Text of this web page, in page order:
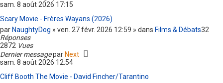
sam. 8 août 2026 17:15
Scary Movie - Frères Wayans (2026)
par NaughtyDog » ven. 27 févr. 2026 12:59 » dans Films & Débats32
Réponses
2872 Vues
Dernier messagepar Next
sam. 8 août 2026 12:54
Cliff Booth The Movie - David Fincher/Tarantino